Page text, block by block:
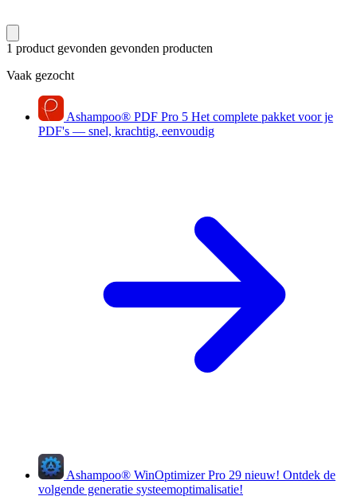
1 product gevonden gevonden producten
Vaak gezocht
Ashampoo® PDF Pro 5 Het complete pakket voor je
PDF's — snel, krachtig, eenvoudig
Ashampoo® WinOptimizer Pro 29 nieuw! Ontdek de
volgende generatie systeemoptimalisatie!